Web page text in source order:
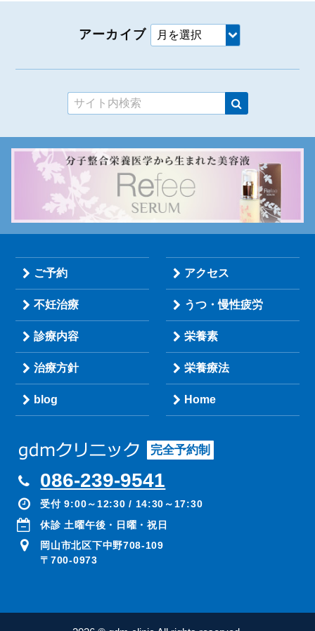
アーカイブ
ご予約 アクセス
不妊治療 うつ・慢性疲労
診療内容 栄養素
治療方針 栄養療法
blog Home
完全予約制
086-239-9541
受付 9:00～12:30 / 14:30～17:30
休診 土曜午後・日曜・祝日
岡山市北区下中野708-109
〒700-0973